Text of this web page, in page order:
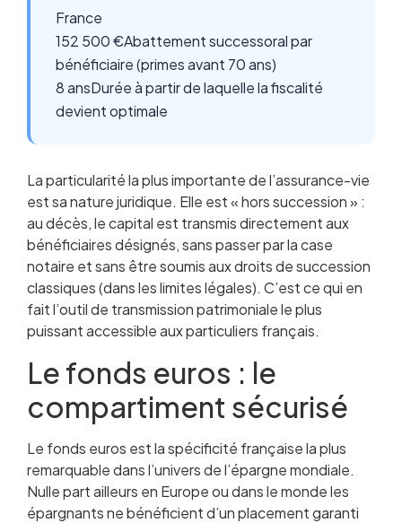
France
152 500 €Abattement successoral par
bénéficiaire (primes avant 70 ans)
8 ansDurée à partir de laquelle la fiscalité
devient optimale
La particularité la plus importante de l’assurance-vie
est sa nature juridique. Elle est « hors succession » :
au décès, le capital est transmis directement aux
bénéficiaires désignés, sans passer par la case
notaire et sans être soumis aux droits de succession
classiques (dans les limites légales). C’est ce qui en
fait l’outil de transmission patrimoniale le plus
puissant accessible aux particuliers français.
Le fonds euros : le
compartiment sécurisé
Le fonds euros est la spécificité française la plus
remarquable dans l’univers de l’épargne mondiale.
Nulle part ailleurs en Europe ou dans le monde les
épargnants ne bénéficient d’un placement garanti